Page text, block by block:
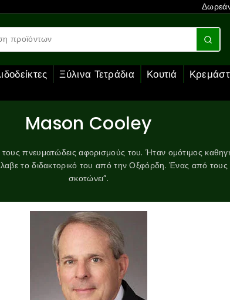
Ξύλινα Τετράδια Κουτιά
Mason Cooley
πνευματώδεις αφορισμούς του. Ήταν ομότιμος
το διδακτορικό του από την Οξφόρδη. Ένας από
σκοτώνει”.